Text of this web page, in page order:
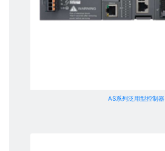
AS系列泛用型控制器